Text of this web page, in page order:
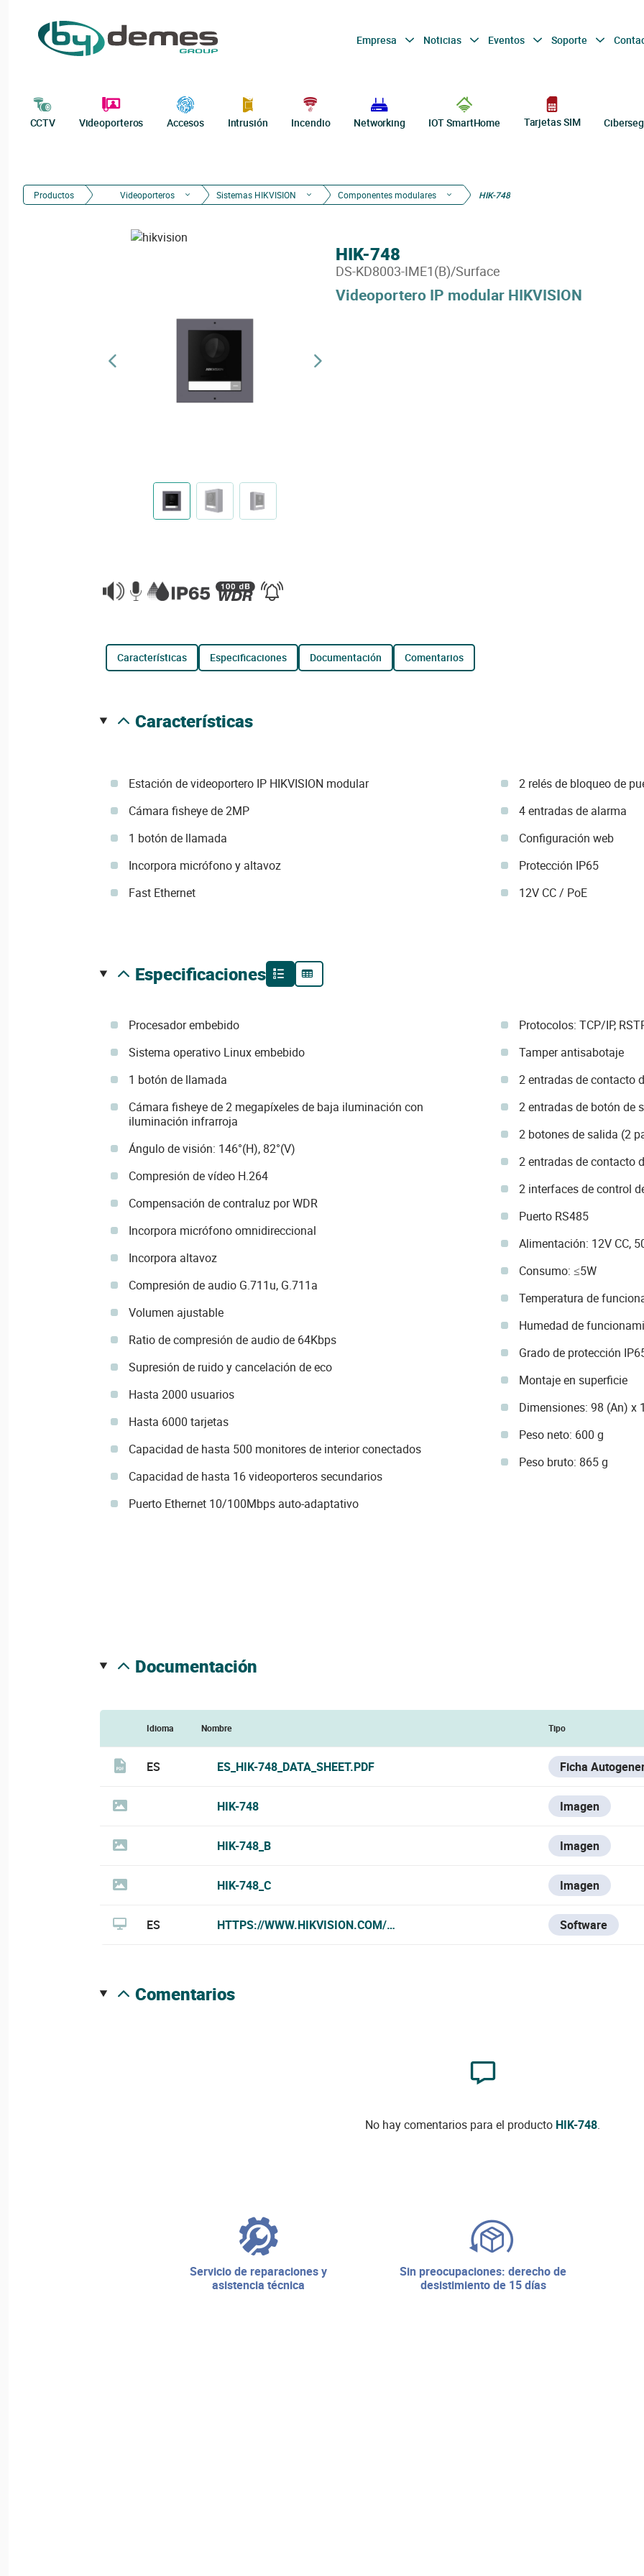
Empresa Noticias Eventos Soporte
CCTV Videoporteros Accesos Intrusión Incendio Networking IOT SmartHome Tarjetas SIM
Productos Videoporteros Sistemas HIKVISION Componentes modulares HIK-748
Videoportero IP modular HIKVISION
HIK-748
DS-KD8003-IME1(B)/Surface
características especificaciones documentación comentarios
características
Estación de videoportero IP HIKVISION modular
Cámara fisheye de 2MP
1 botón de llamada
Incorpora micrófono y altavoz
Fast Ethernet
2 relés de bloqueo de
4 entradas de alarma
Configuración web
Protección IP65
12V CC / PoE
especificaciones
Procesador embebido
Sistema operativo Linux embebido
1 botón de llamada
Cámara fisheye de 2 megapíxeles de baja iluminación con
iluminación infrarroja
Ángulo de visión: 146°(H), 82°(V)
Compresión de vídeo H.264
Compensación de contraluz por WDR
Incorpora micrófono omnidireccional
Incorpora altavoz
Compresión de audio G.711u, G.711a
Volumen ajustable
Ratio de compresión de audio de 64Kbps
Supresión de ruido y cancelación de eco
Hasta 2000 usuarios
Hasta 6000 tarjetas
Capacidad de hasta 500 monitores de interior conectados
Capacidad de hasta 16 videoporteros secundarios
Puerto Ethernet 10/100Mbps auto-adaptativo
Protocolos: TCP/IP,
Tamper antisabotaje
2 entradas de contacto
2 entradas de botón de
2 botones de salida (2
2 entradas de contacto
2 interfaces de control
Puerto RS485
Alimentación: 12V CC,
Consumo: ≤5W
Temperatura de
Humedad de
Grado de protección
Montaje en superficie
Dimensiones: 98 (An) x
Peso neto: 600 g
Peso bruto: 865 g
documentación
Idioma Nombre Tipo
ES ES_HIK-748_DATA_SHEET.PDF Ficha
HIK-748 Imagen
HIK-748_B Imagen
HIK-748_C Imagen
ES HTTPS://WWW.HIKVISION.COM/ES/SUPPORT/DOWNLOAD/SOFTWARE/
Software
comentarios
No hay comentarios para el producto HIK-748.
servicio de reparaciones y
asistencia técnica
sin preocupaciones: derecho de
desistimiento de 15 días